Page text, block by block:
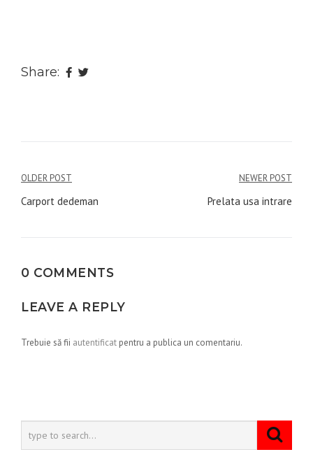
Share:
Navigare
în
OLDER POST
Carport dedeman
NEWER POST
Prelata usa intrare
0 COMMENTS
LEAVE A REPLY
Trebuie să fii autentificat pentru a publica un comentariu.